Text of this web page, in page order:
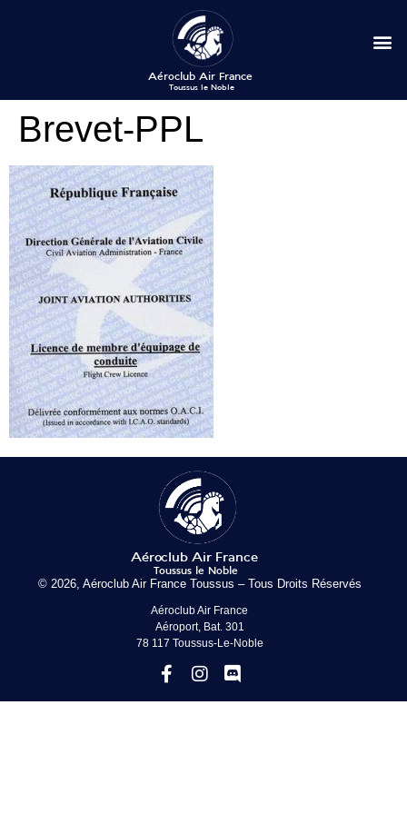
Brevet-PPL
© 2026, Aéroclub Air France Toussus – Tous Droits Réservés
Aéroclub Air France
Aéroport, Bat. 301
78 117 Toussus-Le-Noble